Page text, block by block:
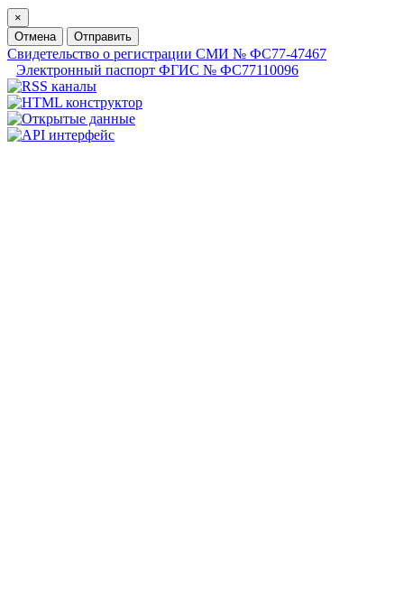
×
Отмена
Отправить
Свидетельство о регистрации СМИ № ФС77-47467
Электронный паспорт ФГИС № ФС77110096